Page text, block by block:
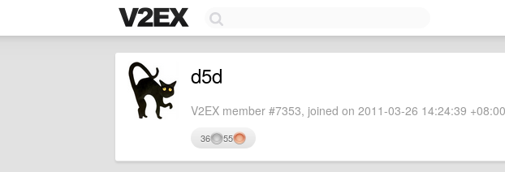
d5d
V2EX member #7353, joined on 2011-03-26 14:24:39 +08:00
36 55